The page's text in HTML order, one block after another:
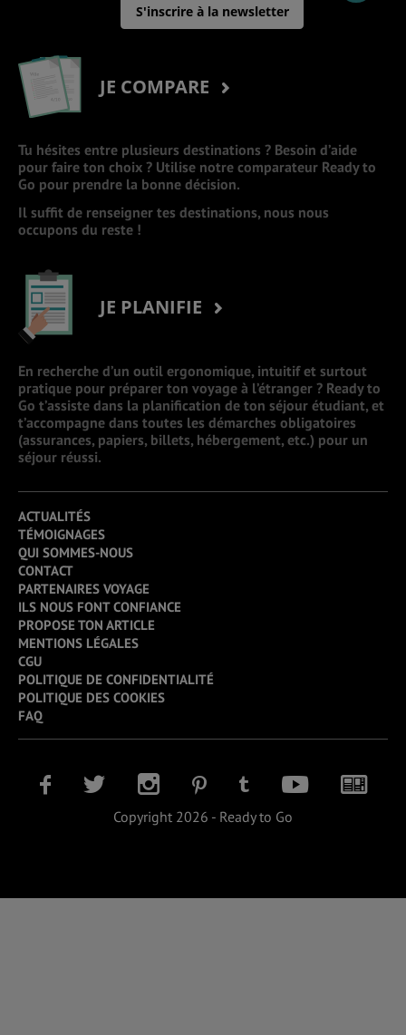
S'inscrire à la newsletter
JE COMPARE
Tu hésites entre plusieurs destinations ? Besoin d’aide
pour faire ton choix ? Utilise notre comparateur Ready to
Go pour prendre la bonne décision.
Il suffit de renseigner tes destinations, nous nous
occupons du reste !
JE PLANIFIE
En recherche d’un outil ergonomique, intuitif et surtout
pratique pour préparer ton voyage à l’étranger ? Ready to
Go t’assiste dans la planification de ton séjour étudiant, et
t’accompagne dans toutes les démarches obligatoires
(assurances, papiers, billets, hébergement, etc.) pour un
séjour réussi.
ACTUALITÉS
TÉMOIGNAGES
QUI SOMMES-NOUS
CONTACT
PARTENAIRES VOYAGE
ILS NOUS FONT CONFIANCE
PROPOSE TON ARTICLE
MENTIONS LÉGALES
CGU
POLITIQUE DE CONFIDENTIALITÉ
POLITIQUE DES COOKIES
FAQ
Copyright 2026 - Ready to Go